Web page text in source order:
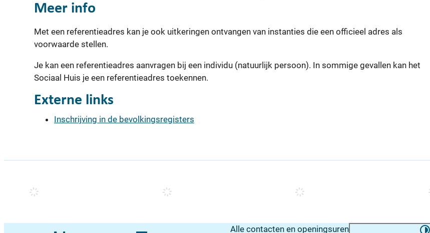
Meer info
Met een referentieadres kan je ook uitkeringen ontvangen van instanties die een officieel adres als
voorwaarde stellen.
Je kan een referentieadres aanvragen bij een individu (natuurlijk persoon). In sommige gevallen kan het
Sociaal Huis je een referentieadres toekennen.
Externe links
Inschrijving in de bevolkingsregisters
Alle contacten en openingsuren